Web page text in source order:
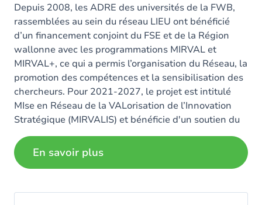
Depuis 2008, les ADRE des universités de la FWB,
rassemblées au sein du réseau LIEU ont bénéficié
d’un financement conjoint du FSE et de la Région
wallonne avec les programmations MIRVAL et
MIRVAL+, ce qui a permis l’organisation du Réseau, la
promotion des compétences et la sensibilisation des
chercheurs. Pour 2021-2027, le projet est intitulé
MIse en Réseau de la VALorisation de l’Innovation
Stratégique (MIRVALIS) et bénéficie d'un soutien du
Feder et de la…Lire plus
En savoir plus